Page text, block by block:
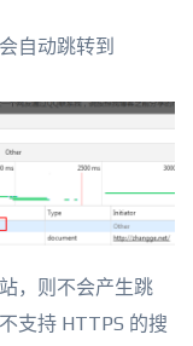
自动跳转到
，则不会产生跳
支持 HTTPS 的搜